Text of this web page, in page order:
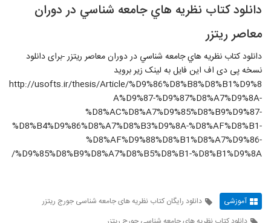
دانلود کتاب نظريه هاي جامعه شناسي در دوران
معاصر ريتزر
دانلود کتاب نظريه هاي جامعه شناسي در دوران معاصر ريتزر -برای دانلود
نسخه پی دی اف این فایل به لینک زیر بروید
http://usofts.ir/thesis/Article/%D9%86%D8%B8%D8%B1%D9%8
A%D9%87-%D9%87%D8%A7%D9%8A-
%D8%AC%D8%A7%D9%85%D8%B9%D9%87-
%D8%B4%D9%86%D8%A7%D8%B3%D9%8A-%D8%AF%D8%B1-
%D8%AF%D9%88%D8%B1%D8%A7%D9%86-
%D9%85%D8%B9%D8%A7%D8%B5%D8%B1-%D8%B1%D9%8A/
آموزشی
دانلود رایگان کتاب نظریه های جامعه شناسی جورج ریتزر